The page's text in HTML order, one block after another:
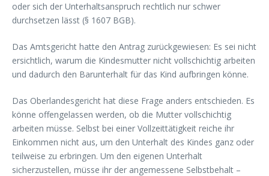
oder sich der Unterhaltsanspruch rechtlich nur schwer
durchsetzen lässt (§ 1607 BGB).
Das Amtsgericht hatte den Antrag zurückgewiesen: Es sei nicht
ersichtlich, warum die Kindesmutter nicht vollschichtig arbeiten
und dadurch den Barunterhalt für das Kind aufbringen könne.
Das Oberlandesgericht hat diese Frage anders entschieden. Es
könne offengelassen werden, ob die Mutter vollschichtig
arbeiten müsse. Selbst bei einer Vollzeittätigkeit reiche ihr
Einkommen nicht aus, um den Unterhalt des Kindes ganz oder
teilweise zu erbringen. Um den eigenen Unterhalt
sicherzustellen, müsse ihr der angemessene Selbstbehalt –